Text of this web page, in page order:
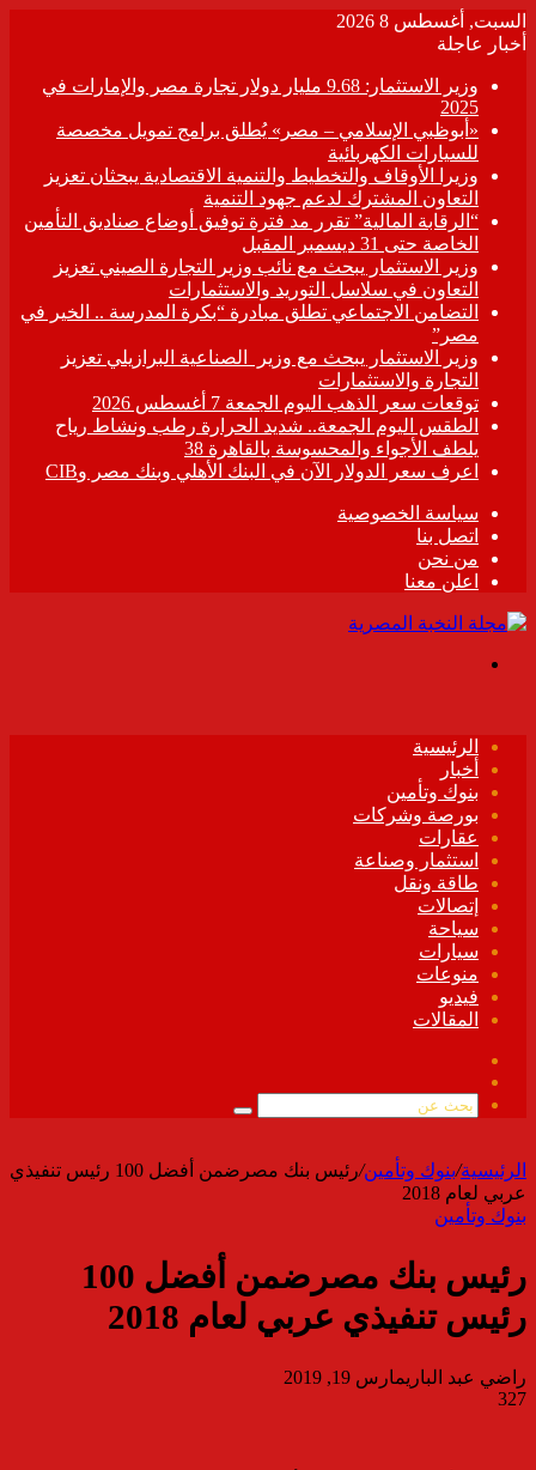
السبت, أغسطس 8 2026
أخبار عاجلة
وزير الاستثمار: 9.68 مليار دولار تجارة مصر والإمارات في
2025
«أبوظبي الإسلامي – مصر» يُطلق برامج تمويل مخصصة
للسيارات الكهربائية
وزيرا الأوقاف والتخطيط والتنمية الاقتصادية يبحثان تعزيز
التعاون المشترك لدعم جهود التنمية
“الرقابة المالية” تقرر مد فترة توفيق أوضاع صناديق التأمين
الخاصة حتى 31 ديسمبر المقبل
وزير الاستثمار يبحث مع نائب وزير التجارة الصيني تعزيز
التعاون في سلاسل التوريد والاستثمارات
التضامن الاجتماعي تطلق مبادرة “بكرة المدرسة .. الخير في
مصر”
وزير الاستثمار يبحث مع وزير الصناعية البرازيلي تعزيز
التجارة والاستثمارات
توقعات سعر الذهب اليوم الجمعة 7 أغسطس 2026
الطقس اليوم الجمعة.. شديد الحرارة رطب ونشاط رياح
يلطف الأجواء والمحسوسة بالقاهرة 38
اعرف سعر الدولار الآن في البنك الأهلي وبنك مصر وCIB
سياسة الخصوصية
اتصل بنا
من نحن
اعلن معنا
الرئيسية
أخبار
بنوك وتأمين
بورصة وشركات
عقارات
استثمار وصناعة
طاقة ونقل
إتصالات
سياحة
سيارات
منوعات
فيديو
المقالات
الموقع
بحث
الرئيسية/بنوك وتأمين/
رئيس بنك مصرضمن أفضل 100 رئيس تنفيذي
عربي لعام 2018
بنوك وتأمين
رئيس بنك مصرضمن أفضل 100
رئيس تنفيذي عربي لعام 2018
راضي عبد الباريمارس 19, 2019
327